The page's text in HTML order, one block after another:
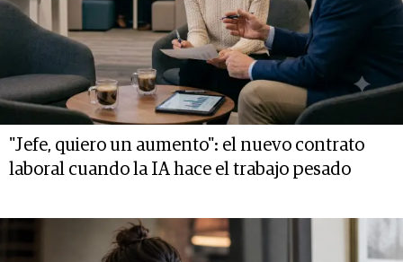
"Jefe, quiero un aumento": el nuevo contrato
laboral cuando la IA hace el trabajo pesado